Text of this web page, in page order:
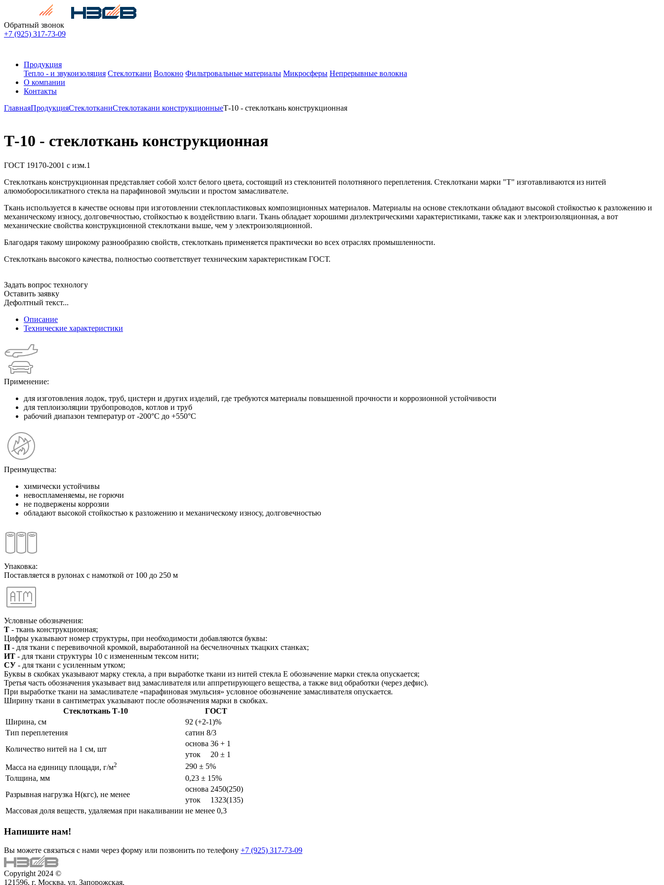
Обратный звонок
+7 (925) 317-73-09
Продукция
Тепло - и звукоизоляция Стеклоткани Волокно Фильтровальные материалы Микросферы Непрерывные волокна
О компании
Контакты
ГлавнаяПродукцияСтеклотканиСтеклотакани конструкционныеТ-10 - стеклоткань конструкционная
Т-10 - стеклоткань конструкционная
ГОСТ 19170-2001 с изм.1
Стеклоткань конструкционная представляет собой холст белого цвета, состоящий из стеклонитей полотняного переплетения. Стеклоткани марки "Т" изготавливаются из нитей
алюмоборосиликатного стекла на парафиновой эмульсии и простом замасливателе.
Ткань используется в качестве основы при изготовлении стеклопластиковых композиционных материалов. Материалы на основе стеклоткани обладают высокой стойкостью к разложению и
механическому износу, долговечностью, стойкостью к воздействию влаги. Ткань обладает хорошими диэлектрическими характеристиками, также как и электроизоляционная, а вот
механические свойства конструкционной стеклоткани выше, чем у электроизоляционной.
Благодаря такому широкому разнообразию свойств, стеклоткань применяется практически во всех отраслях промышленности.
Стеклоткань высокого качества, полностью соответствует техническим характеристикам ГОСТ.
Задать вопрос технологу
Оставить заявку
Дефолтный текст...
Описание
Технические характеристики
Применение:
для изготовления лодок, труб, цистерн и других изделий, где требуются материалы повышенной прочности и коррозионной устойчивости
для теплоизоляции трубопроводов, котлов и труб
рабочий диапазон температур от -200°С до +550°С
Преимущества:
химически устойчивы
невоспламеняемы, не горючи
не подвержены коррозии
обладают высокой стойкостью к разложению и механическому износу, долговечностью
Упаковка:
Поставляется в рулонах с намоткой от 100 до 250 м
Условные обозначения:
Т - ткань конструкционная;
Цифры указывают номер структуры, при необходимости добавляются буквы:
П - для ткани с перевивочной кромкой, выработанной на бесчелночных ткацких станках;
ИТ - для ткани структуры 10 с измененным тексом нити;
СУ - для ткани с усиленным утком;
Буквы в скобках указывают марку стекла, а при выработке ткани из нитей стекла Е обозначение марки стекла опускается;
Третья часть обозначения указывает вид замасливателя или аппретирующего вещества, а также вид обработки (через дефис).
При выработке ткани на замасливателе «парафиновая эмульсия» условное обозначение замасливателя опускается.
Ширину ткани в сантиметрах указывают после обозначения марки в скобках.
Стеклоткань Т-10
ГОСТ
Ширина, см
92 (+2-1)%
Тип переплетения
сатин 8/3
Количество нитей на 1 см, шт
основа 36 + 1
уток
20 ± 1
Масса на единицу площади, г/м2
290 ± 5%
Толщина, мм
0,23 ± 15%
Разрывная нагрузка Н(кгс), не менее
основа 2450(250)
уток
1323(135)
Массовая доля веществ, удаляемая при накаливании не менее 0,3
Напишите нам!
Вы можете связаться с нами через форму или позвонить по телефону +7 (925) 317-73-09
Copyright 2024 ©
121596, г. Москва, ул. Запорожская,